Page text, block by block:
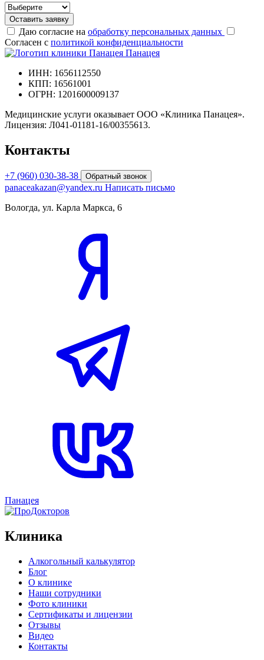
Оставить заявку
Даю согласие на обработку персональных данных
Согласен с политикой конфиденциальности
Панацея
ИНН: 1656112550
КПП: 16561001
ОГРН: 1201600009137
Медицинские услуги оказывает ООО «Клиника Панацея».
Лицензия: Л041-01181-16/00355613.
Контакты
+7 (960) 030-38-38 Обратный звонок
panaceakazan@yandex.ru Написать письмо
Вологда, ул. Карла Маркса, 6
Панацея
Клиника
Алкогольный калькулятор
Блог
О клинике
Наши сотрудники
Фото клиники
Сертификаты и лицензии
Отзывы
Видео
Контакты